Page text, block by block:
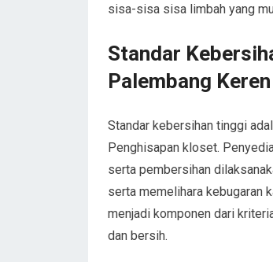
sisa-sisa sisa limbah yang
Standar
Palembang Keren
Standar kebersihan tinggi
Penghisapan kloset.
serta pembersihan
serta memelihara kebugaran
menjadi komponen dari
dan bersih.